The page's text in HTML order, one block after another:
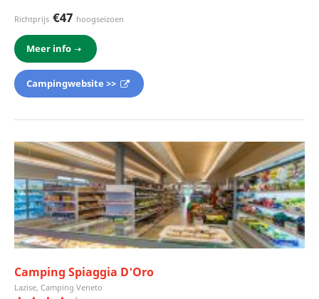
Richtprijs €47 hoogseizoen
Meer info
Campingwebsite >>
Camping Spiaggia D'Oro
Lazise, Camping Veneto